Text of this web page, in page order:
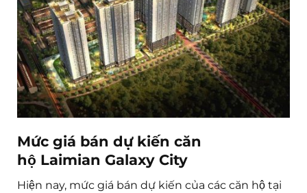
Mức giá bán dự kiến căn
hộ Laimian Galaxy City
Hiện nay, mức giá bán dự kiến của các căn hộ tại